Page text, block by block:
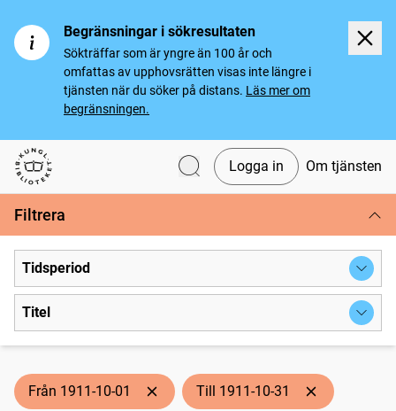
Begränsningar i sökresultaten
Sökträffar som är yngre än 100 år och
omfattas av upphovsrätten visas inte längre i
tjänsten när du söker på distans. Läs mer om
begränsningen.
Svenska tidningar
Logga in Om tjänsten
Filtrera
Tidsperiod
Titel
Från 1911-10-01 Till 1911-10-31